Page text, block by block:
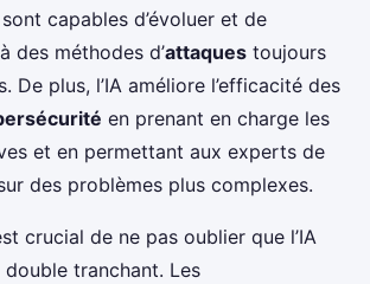
capables d’évoluer et de
des méthodes d’attaques toujours
De plus, l’IA améliore l’efficacité des
en prenant en charge les
et en permettant aux experts de
des problèmes plus complexes.
crucial de ne pas oublier que l’IA
tranchant. Les